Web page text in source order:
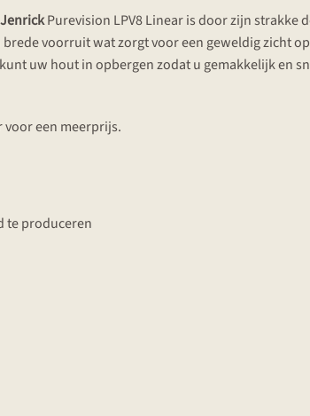
Purevision LPV8 Linear is door zijn strakke
voorruit wat zorgt voor een geweldig zicht
uw hout in opbergen zodat u gemakkelijk en
voor een meerprijs.
te produceren